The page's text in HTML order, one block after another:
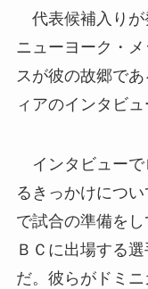
代表候補入りが
ニューヨーク・
スが彼の故郷で
ィアのインタビュ
インタビューで
るきっかけにつ
で試合の準備を
ＢＣに出場する
だ。彼らがドミ